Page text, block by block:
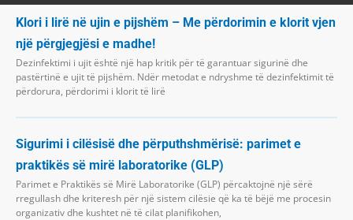
Klori i lirë në ujin e pijshëm – Me përdorimin e klorit vjen
një përgjegjësi e madhe!
Dezinfektimi i ujit është një hap kritik për të garantuar sigurinë dhe
pastërtinë e ujit të pijshëm. Ndër metodat e ndryshme të dezinfektimit të
përdorura, përdorimi i klorit të lirë
Sigurimi i cilësisë dhe përputhshmërisë: parimet e
praktikës së mirë laboratorike (GLP)
Parimet e Praktikës së Mirë Laboratorike (GLP) përcaktojnë një sërë
rregullash dhe kriteresh për një sistem cilësie që ka të bëjë me procesin
organizativ dhe kushtet në të cilat planifikohen,